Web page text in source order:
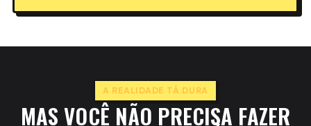
A REALIDADE TÁ DURA
MAS VOCÊ NÃO PRECISA FAZER